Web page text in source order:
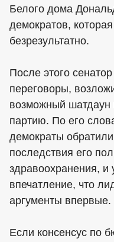
Белого дома
демократов,
безрезультатно.
После этого
переговоры,
возможный шатдаун
партию. По его
демократы
последствия его
здравоохранения, и
впечатление, что
аргументы впервые.
Если консенсус по